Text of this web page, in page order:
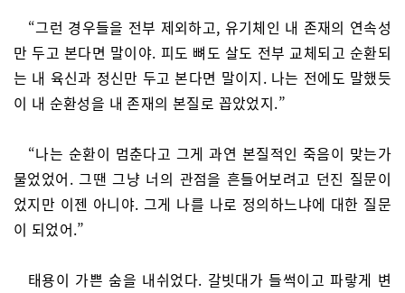
“그런 경우들을 전부 제외하고, 유기체인 내 존재의 연속성
만 두고 본다면 말이야. 피도 뼈도 살도 전부 교체되고 순환되
는 내 육신과 정신만 두고 본다면 말이지. 나는 전에도 말했듯
이 내 순환성을 내 존재의 본질로 꼽았었지.”
“나는 순환이 멈춘다고 그게 과연 본질적인 죽음이 맞는가
물었었어. 그땐 그냥 너의 관점을 흔들어보려고 던진 질문이
었지만 이젠 아니야. 그게 나를 나로 정의하느냐에 대한 질문
이 되었어.”
태용이 가쁜 숨을 내쉬었다. 갈빗대가 들썩이고 파랗게 변